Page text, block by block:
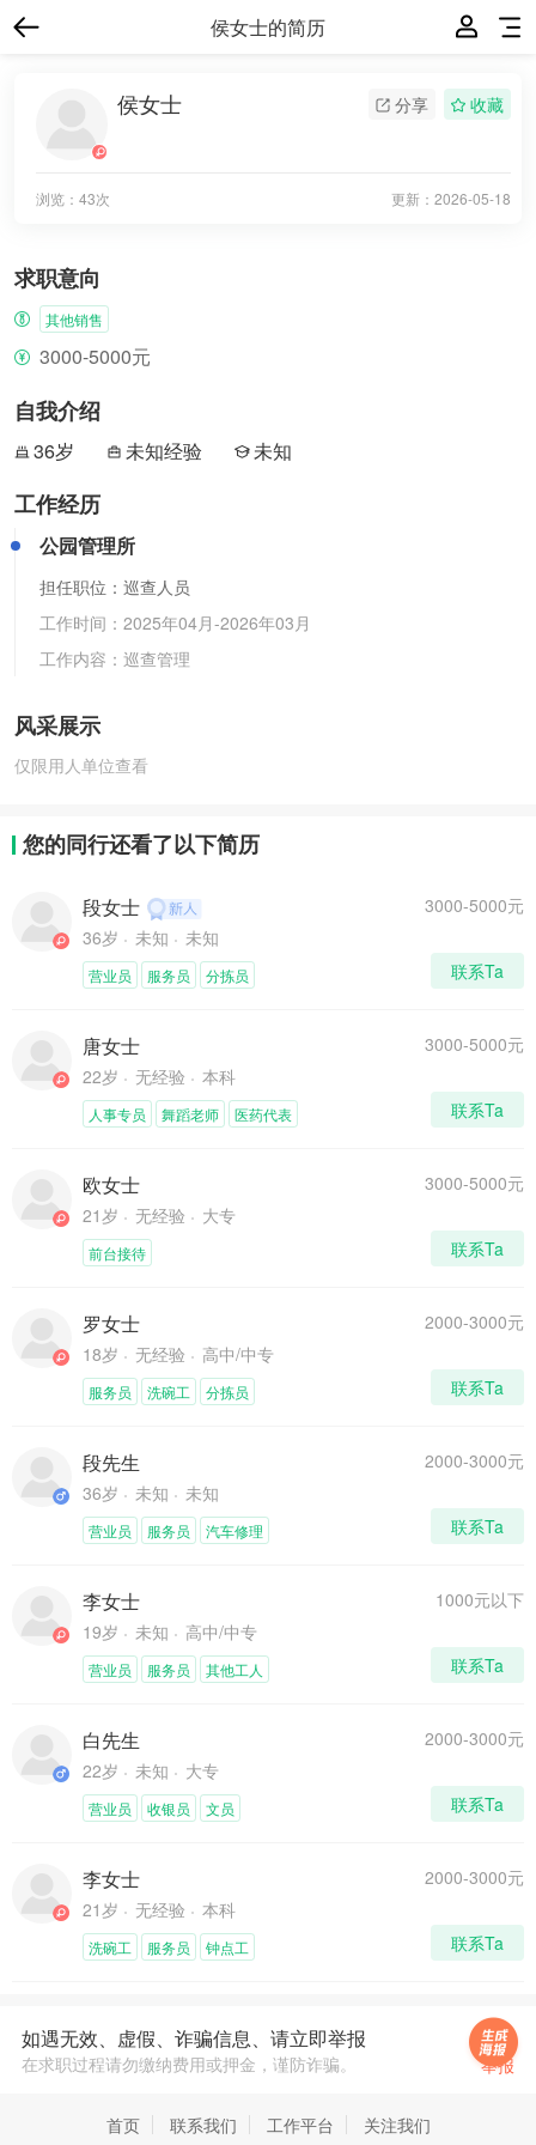
侯女士的简历
分享 收藏
侯女士
更新： 2026-05-18
浏览：43次
求职意向
其他销售
3000-5000元
自我介绍
36岁 未知经验 未知
工作经历
公园管理所
担任职位：巡查人员
工作时间： 2025年04月-2026年03月
工作内容：巡查管理
风采展示
仅限用人单位查看
您的同行还看了以下简历
3000-5000元
段女士
36岁 未知
未知
联系Ta
营业员 服务员 分拣员
3000-5000元
唐女士
22岁 无经验
本科
联系Ta
人事专员 舞蹈老师 医药代表
3000-5000元
欧女士
21岁 无经验
大专
联系Ta
前台接待
2000-3000元
罗女士
18岁 无经验
高中/中专
联系Ta
服务员 洗碗工 分拣员
2000-3000元
段先生
36岁 未知
未知
联系Ta
营业员 服务员 汽车修理
1000元以下
李女士
19岁 未知
高中/中专
联系Ta
营业员 服务员 其他工人
2000-3000元
白先生
22岁 未知
大专
联系Ta
营业员 收银员 文员
2000-3000元
李女士
21岁 无经验
本科
联系Ta
洗碗工 服务员 钟点工
举报
如遇无效、虚假、诈骗信息、请立即举报
在求职过程请勿缴纳费用或押金，谨防诈骗。
首页 联系我们 工作平台 关注我们